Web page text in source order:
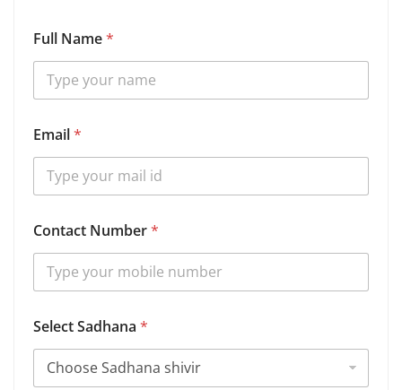
Full Name*
Email*
Contact Number*
Select Sadhana *